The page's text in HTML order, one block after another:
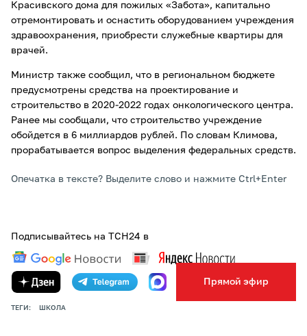
Прямой эфир
Красивского дома для пожилых «Забота», капитально
отремонтировать и оснастить оборудованием учреждения
здравоохранения, приобрести служебные квартиры для
врачей.
Министр также сообщил, что в региональном бюджете
предусмотрены средства на проектирование и
строительство в 2020-2022 годах онкологического центра.
Ранее мы сообщали, что строительство учреждение
обойдется в 6 миллиардов рублей. По словам Климова,
прорабатывается вопрос выделения федеральных средств.
Опечатка в тексте? Выделите слово и нажмите Ctrl+Enter
Подписывайтесь на ТСН24 в
ТЕГИ: ШКОЛА